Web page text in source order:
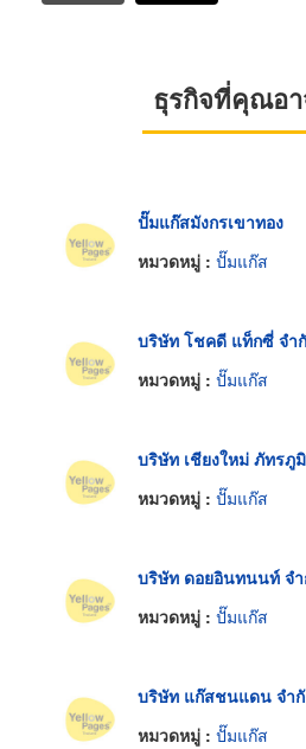
ธุรกิจที่คุณอ
ปั๊มแก๊สมังกรเขาทอง
หมวดหมู่ : ปั๊มแก๊ส
บริษัท โชคดี แท็กซี่ จำ
หมวดหมู่ : ปั๊มแก๊ส
บริษัท เชียงใหม่ ภัทรภู
หมวดหมู่ : ปั๊มแก๊ส
บริษัท ดอยอินทนนท์ จ
หมวดหมู่ : ปั๊มแก๊ส
บริษัท แก๊สชนแดน จำ
หมวดหมู่ : ปั๊มแก๊ส